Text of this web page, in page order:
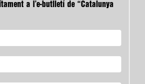
a l’e-butlletí de “Catalunya